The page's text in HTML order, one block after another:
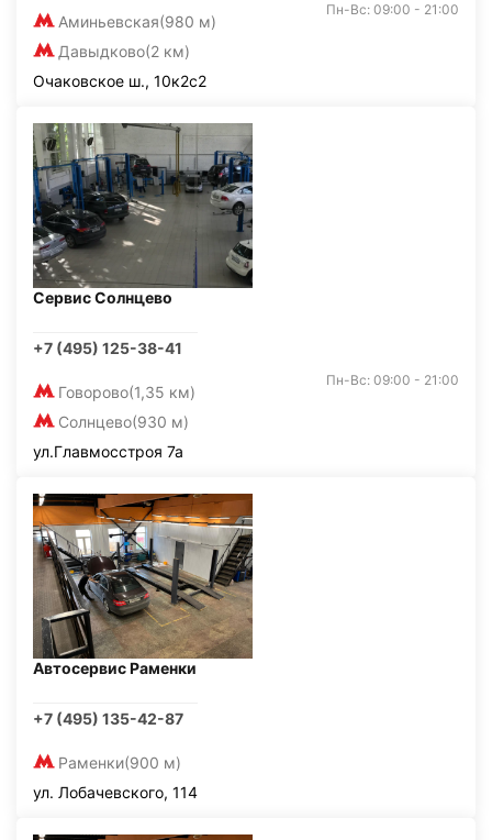
Аминьевская(980 м)
Давыдково(2 км)
Пн-Вс: 09:00 - 21:00
Очаковское ш., 10к2с2
Сервис Солнцево
+7 (495) 125-38-41
Говорово(1,35 км)
Солнцево(930 м)
Пн-Вс: 09:00 - 21:00
ул.Главмосстроя 7а
Автосервис Раменки
+7 (495) 135-42-87
Раменки(900 м)
ул. Лобачевского, 114